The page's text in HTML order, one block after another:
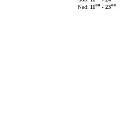
Ned: 11 oo - 23oo